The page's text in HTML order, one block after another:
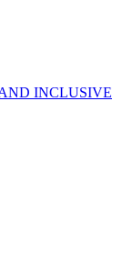
INCLUSIVE